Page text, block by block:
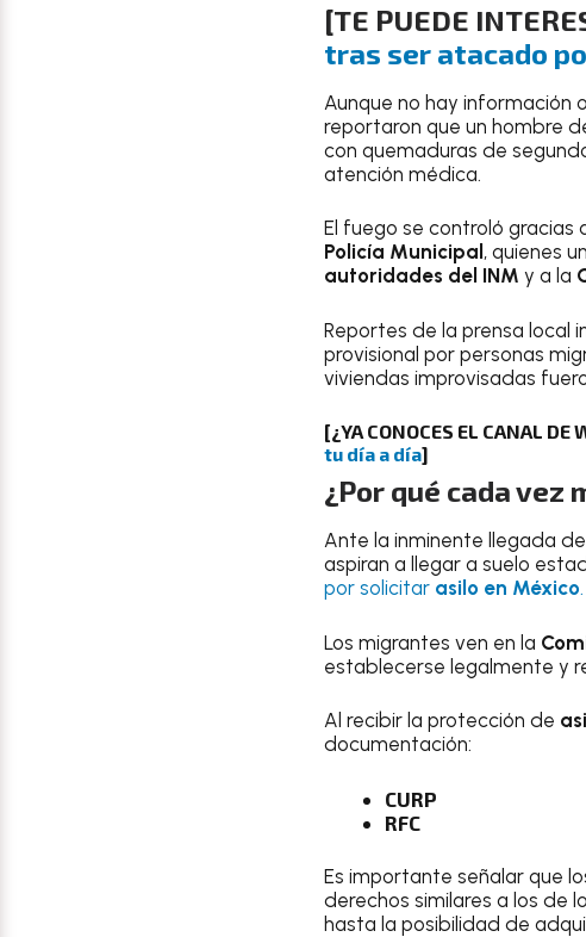
[TE PUEDE
tras ser atacado
Aunque no hay información
reportaron que un hombre
con quemaduras de
atención médica.
El fuego se controló gracias
Policía Municipal , quienes
autoridades del INM y a la
Reportes de la prensa local
provisional por personas
viviendas improvisadas
[¿YA CONOCES EL CANAL DE
tu día a día]
¿Por qué cada
Ante la inminente llegada
aspiran a llegar a suelo
por solicitar asilo en México.
Los migrantes ven en la
establecerse legalmente y
Al recibir la protección de
documentación:
CURP
RFC
Es importante señalar que
derechos similares a los de
hasta la posibilidad de